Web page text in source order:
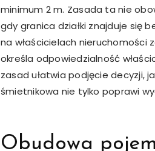
minimum 2 m. Zasada ta nie
gdy granica działki znajduje się
na właścicielach nieruchomości
określa odpowiedzialność
zasad ułatwia podjęcie decyzji,
śmietnikowa nie tylko poprawi
Obudowa